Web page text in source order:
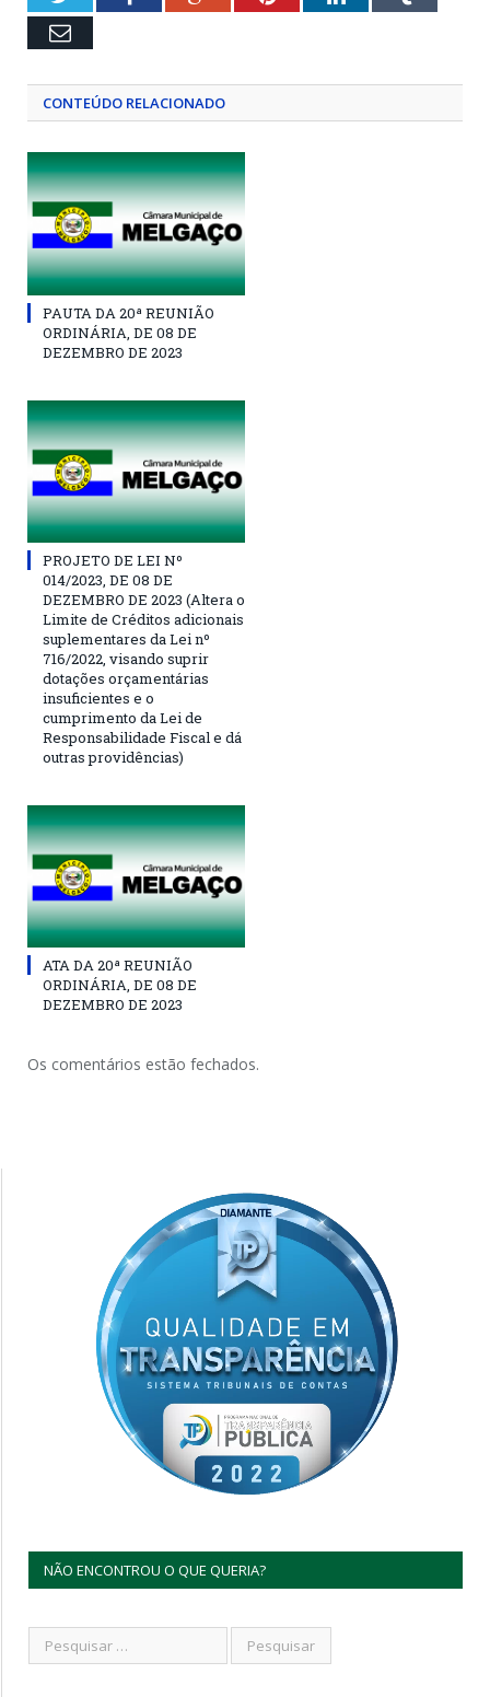
Email
CONTEÚDO RELACIONADO
PAUTA DA 20ª REUNIÃO
ORDINÁRIA, DE 08 DE
DEZEMBRO DE 2023
PROJETO DE LEI Nº
014/2023, DE 08 DE
DEZEMBRO DE 2023 (Altera o
Limite de Créditos adicionais
suplementares da Lei nº
716/2022, visando suprir
dotações orçamentárias
insuficientes e o
cumprimento da Lei de
Responsabilidade Fiscal e dá
outras providências)
ATA DA 20ª REUNIÃO
ORDINÁRIA, DE 08 DE
DEZEMBRO DE 2023
Os comentários estão fechados.
NÃO ENCONTROU O QUE QUERIA?